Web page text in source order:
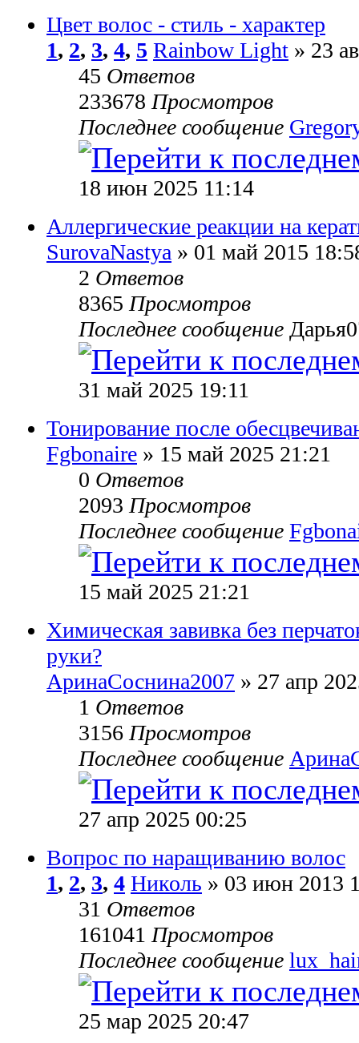
Цвет волос - стиль - характер
1, 2, 3, 4, 5 Rainbow Light » 23
45 Ответов
233678Просмотров
Последнее сообщение
18 июн 2025 11:14
Аллергические реакции на
SurovaNastya » 01 май 2015
2 Ответов
8365Просмотров
Последнее сообщение
31 май 2025 19:11
Тонирование после
Fgbonaire » 15 май 2025 21:21
0 Ответов
2093Просмотров
Последнее сообщение
15 май 2025 21:21
Химическая завивка без
руки?
АринаСоснина2007 » 27 апр
1 Ответов
3156Просмотров
Последнее сообщение
27 апр 2025 00:25
Вопрос по наращиванию волос
1, 2, 3, 4 Николь » 03 июн 2013
31 Ответов
161041Просмотров
Последнее сообщение
25 мар 2025 20:47